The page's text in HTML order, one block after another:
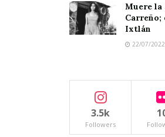
Muere la
Ixtlán
22/07/2022
3.5k
Followers